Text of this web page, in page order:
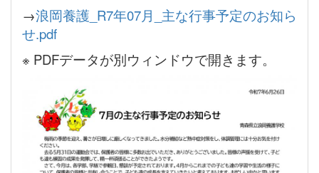
→浪岡養護_R7年07月_主な行事予定のお知ら
せ.pdf
※ PDFデータが別ウィンドウで開きます。